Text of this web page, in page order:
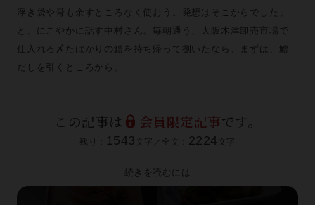
浮き袋や骨も余すところなく使おう。発想はそこからでした」
と、にこやかに話す中村さん。毎朝通う、大阪木津卸売市場で
仕入れる〆たばかりの鱧を持ち帰って捌いたなら、まずは、鱧
だしを引くところから。
この記事は 会員限定記事です。
残り： 1543 文字／全文： 2224 文字
続きを読むには